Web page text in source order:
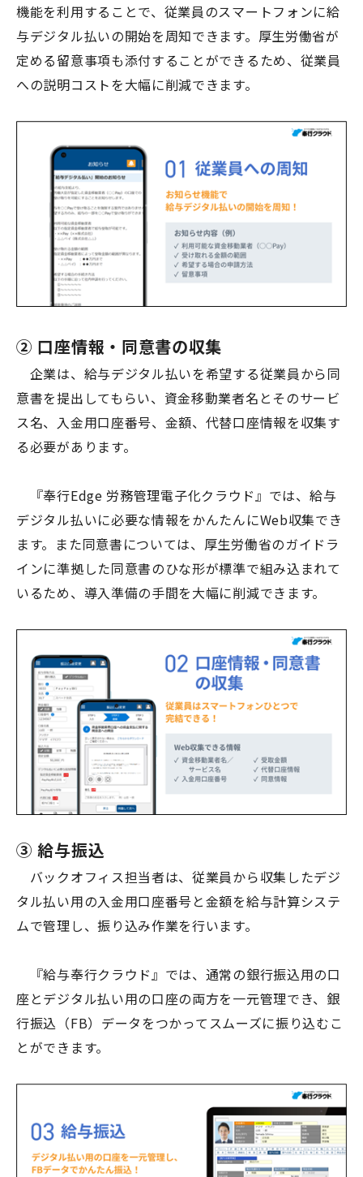
機能を利用することで、従業員のスマートフォンに給
与デジタル払いの開始を周知できます。厚生労働省が
定める留意事項も添付することができるため、従業員
への説明コストを大幅に削減できます。
② 口座情報・同意書の収集
企業は、給与デジタル払いを希望する従業員から同
意書を提出してもらい、資金移動業者名とそのサービ
ス名、入金用口座番号、金額、代替口座情報を収集す
る必要があります。
『奉行Edge 労務管理電子化クラウド』では、給与
デジタル払いに必要な情報をかんたんにWeb収集でき
ます。また同意書については、厚生労働省のガイドラ
インに準拠した同意書のひな形が標準で組み込まれて
いるため、導入準備の手間を大幅に削減できます。
③ 給与振込
バックオフィス担当者は、従業員から収集したデジ
タル払い用の入金用口座番号と金額を給与計算システ
ムで管理し、振り込み作業を行います。
『給与奉行クラウド』では、通常の銀行振込用の口
座とデジタル払い用の口座の両方を一元管理でき、銀
行振込（FB）データをつかってスムーズに振り込むこ
とができます。